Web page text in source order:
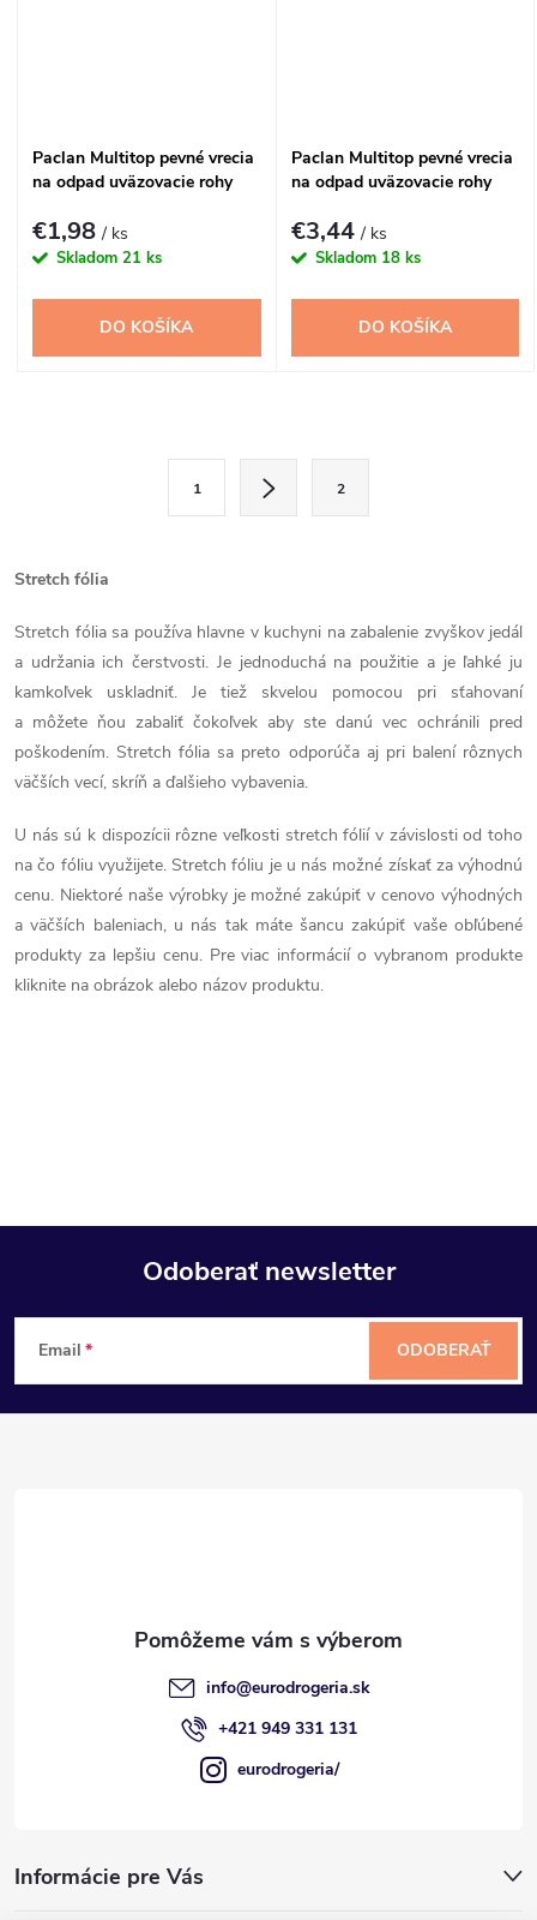
Paclan Multitop pevné vrecia
na odpad uväzovacie rohy
€1,98/ ks
Skladom 21 ks
DO KOŠÍKA
Paclan Multitop pevné vrecia
na odpad uväzovacie rohy
€3,44/ ks
Skladom 18 ks
DO KOŠÍKA
á
d
a
c
i
e
p
r
v
p
s
á
k
o
v
a
n
e
1 2
Stretch fólia
Stretch fólia sa používa hlavne v kuchyni na zabalenie zvyškov jedál
a udržania ich čerstvosti. Je jednoduchá na použitie a je ľahké ju
kamkoľvek uskladniť. Je tiež skvelou pomocou pri sťahovaní
a môžete ňou zabaliť čokoľvek aby ste danú vec ochránili pred
poškodením. Stretch fólia sa preto odporúča aj pri balení rôznych
väčších vecí, skríň a ďalšieho vybavenia.
U nás sú k dispozícii rôzne veľkosti stretch fólií v závislosti od toho
na čo fóliu využijete. Stretch fóliu je u nás možné získať za výhodnú
cenu. Niektoré naše výrobky je možné zakúpiť v cenovo výhodných
a väčších baleniach, u nás tak máte šancu zakúpiť vaše obľúbené
produkty za lepšiu cenu. Pre viac informácií o vybranom produkte
kliknite na obrázok alebo názov produktu.
Z
á
Odoberať newsletter
Email ODOBERAŤ
Informácie pre Vás
info@eurodrogeria.sk
+421 949 331 131
eurodrogeria/